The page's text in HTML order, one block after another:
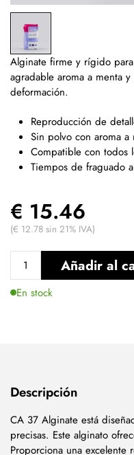
Alginate firme y rígido
agradable aroma a menta
deformación.
Reproducción de
Sin polvo con aroma a
Compatible con todos
Tiempos de fraguado
€ 15.46
(€ 12.78 sin 21% IVA)
Añadir al
En stock
Descripción
CA 37 Alginate está
precisas. Este alginato
Proporciona una excelente